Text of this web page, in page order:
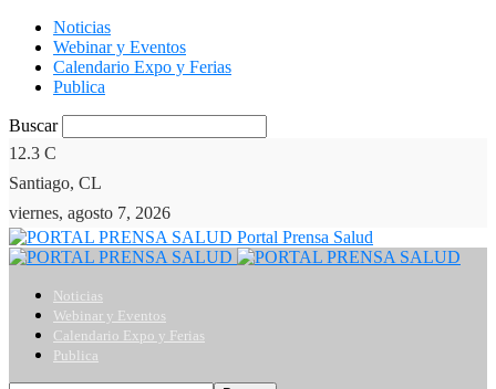
Noticias
Webinar y Eventos
Calendario Expo y Ferias
Publica
Buscar
12.3 C
Santiago, CL
viernes, agosto 7, 2026
Portal Prensa Salud
Noticias
Webinar y Eventos
Calendario Expo y Ferias
Publica